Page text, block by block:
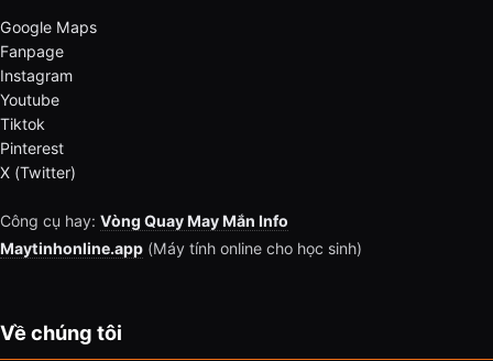
Google Maps
Fanpage
Instagram
Youtube
Tiktok
Pinterest
X (Twitter)
Công cụ hay: Vòng Quay May Mắn Info
Maytinhonline.app (Máy tính online cho học sinh)
Về chúng tôi